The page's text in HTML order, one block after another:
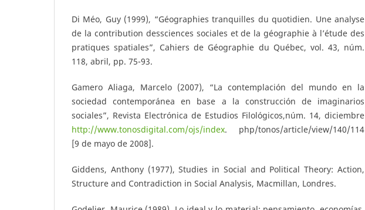
Di Méo, Guy (1999), “Géographies tranquilles du quotidien. Une analyse
de la contribution dessciences sociales et de la géographie à l’étude des
pratiques spatiales”, Cahiers de Géographie du Québec, vol. 43, núm.
118, abril, pp. 75-93.
Gamero Aliaga, Marcelo (2007), “La contemplación del mundo en la
sociedad contemporánea en base a la construcción de imaginarios
sociales”, Revista Electrónica de Estudios Filológicos,núm. 14, diciembre
http://www.tonosdigital.com/ojs/index. php/tonos/article/view/140/114
[9 de mayo de 2008].
Giddens, Anthony (1977), Studies in Social and Political Theory: Action,
Structure and Contradiction in Social Analysis, Macmillan, Londres.